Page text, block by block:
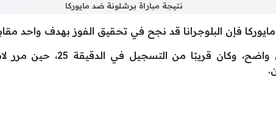
نتيجة مباراة برشلونة ضد مايوركا
فإن البلوجرانا قد نجح في تحقيق الفوز بهدف واحد
ودخل برشلونة اللقاء